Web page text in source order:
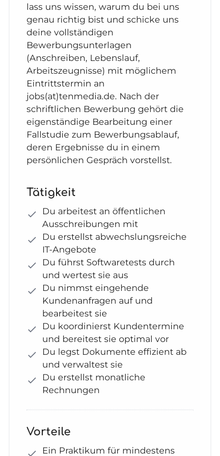
lass uns wissen, warum du bei uns
genau richtig bist und schicke uns
deine vollständigen
Bewerbungsunterlagen
(Anschreiben, Lebenslauf,
Arbeitszeugnisse) mit möglichem
Eintrittstermin an
jobs(at)tenmedia.de. Nach der
schriftlichen Bewerbung gehört die
eigenständige Bearbeitung einer
Fallstudie zum Bewerbungsablauf,
deren Ergebnisse du in einem
persönlichen Gespräch vorstellst.
Tätigkeit
Du arbeitest an öffentlichen
Ausschreibungen mit
Du erstellst abwechslungsreiche
IT-Angebote
Du führst Softwaretests durch
und wertest sie aus
Du nimmst eingehende
Kundenanfragen auf und
bearbeitest sie
Du koordinierst Kundentermine
und bereitest sie optimal vor
Du legst Dokumente effizient ab
und verwaltest sie
Du erstellst monatliche
Rechnungen
Vorteile
Ein Praktikum für mindestens